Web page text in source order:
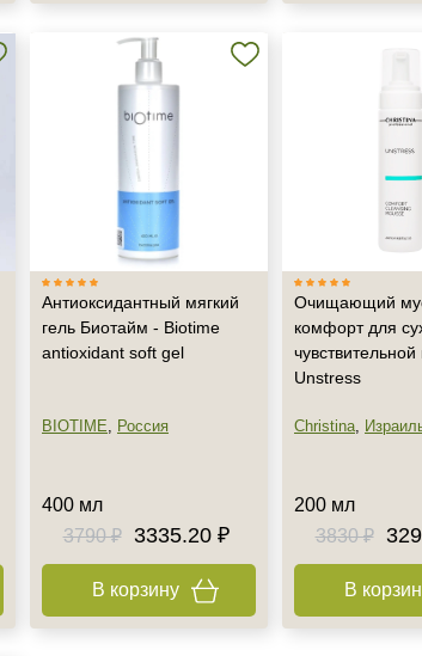
Антиоксидантный мягкий
гель Биотайм - Biotime
antioxidant soft gel
BIOTIME, Россия
400 мл
3790 ₽
3335.20 ₽
В корзину
Очищающий
комфорт для
чувствительной
Unstress
Christina,
200 мл
3830 ₽
В